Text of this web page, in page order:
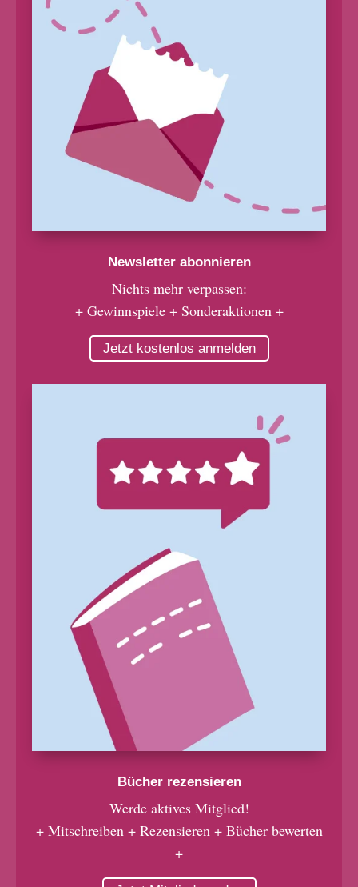
Newsletter abonnieren
Nichts mehr verpassen:
+ Gewinnspiele + Sonderaktionen +
Jetzt kostenlos anmelden
Bücher rezensieren
Werde aktives Mitglied!
+ Mitschreiben + Rezensieren + Bücher bewerten
+